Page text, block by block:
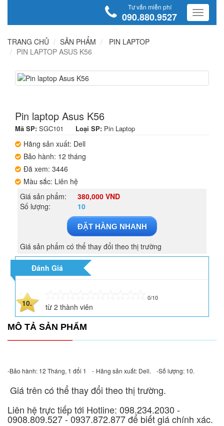
Tư vấn miễn phí
090.880.9527
TRANG CHỦ SẢN PHẨM
PIN LAPTOP
PIN LAPTOP ASUS K56
Pin laptop Asus K56
Mã SP: SGC101 Loại SP: Pin Laptop
Hãng sản xuất: Dell
Bảo hành: 12 tháng
Đã xem: 3446
Màu sắc: Liên hệ
Giá sản phẩm:
380,000 VND
Số lượng:
10
ĐẶT HÀNG NHANH
Giá sản phẩm có thể thay đổi theo thị trường
Đánh Giá
10.
0/10
từ 2 thành viên
MÔ TẢ SẢN PHẨM
-Bảo hành: 12 Tháng, 1 đổi 1 - Hãng sản xuất: Dell. -Số lượng: 10.
Giá trên có thể thay đổi theo thị trường.
Liên hệ trực tiếp tới Hotline: 098.234.2030 -
0908.809.527 - 0937.872.877 để biết giá chính xác.